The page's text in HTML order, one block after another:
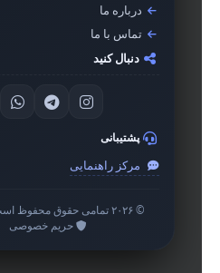
درباره ما
تماس با ما
دنبال کنید
پشتیبانی
مرکز راهنمایی
© ۲۰۲۶ تمامی حقوق محفوظ است.
حریم خصوصی